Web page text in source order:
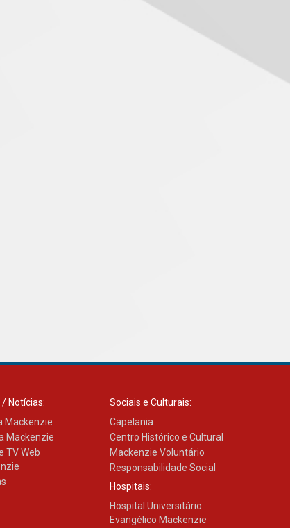
Como o Colégio Mackenzie
/ Notícias:
Mackenzie
Mackenzie
TV Web
Sociais e Culturais:
Capelania
Centro Histórico e Cultural
Mackenzie Voluntário
Responsabilidade Social
Hospitais:
Hospital Universitário
Evangélico Mackenzie